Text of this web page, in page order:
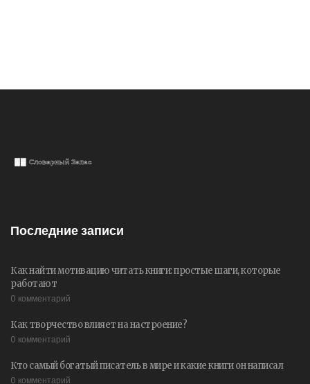
Последние записи
Как найти мотивацию читать книги: простые шаги, которые
работают
0 комментарий
Как творчество влияет на настроение?
0 комментарий
Кто самый богатый писатель в мире и какие книги он написал
0 комментарий